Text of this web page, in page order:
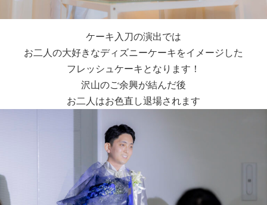
ケーキ入刀の演出では
お二人の大好きなディズニーケーキをイメージした
フレッシュケーキとなります！
沢山のご余興が結んだ後
お二人はお色直し退場されます